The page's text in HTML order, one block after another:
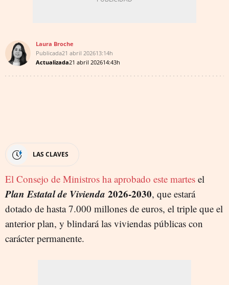
Laura Broche
Publicada21 abril 202613:14h
Actualizada21 abril 202614:43h
LAS CLAVES
El Consejo de Ministros ha aprobado este martes el
Plan Estatal de Vivienda 2026-2030, que estará
dotado de hasta 7.000 millones de euros, el triple que el
anterior plan, y blindará las viviendas públicas con
carácter permanente.